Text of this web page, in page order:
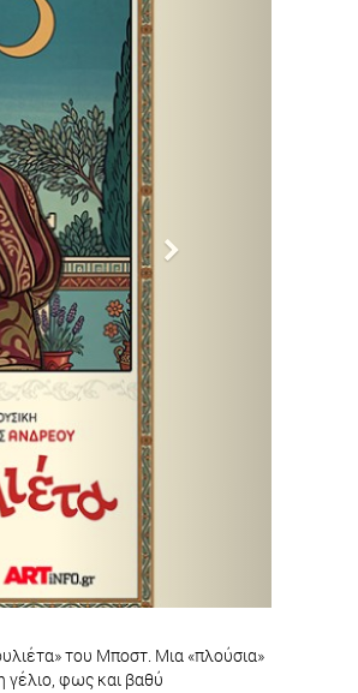
του Μποστ. Μια «πλούσια»
γέλιο, φως και βαθύ